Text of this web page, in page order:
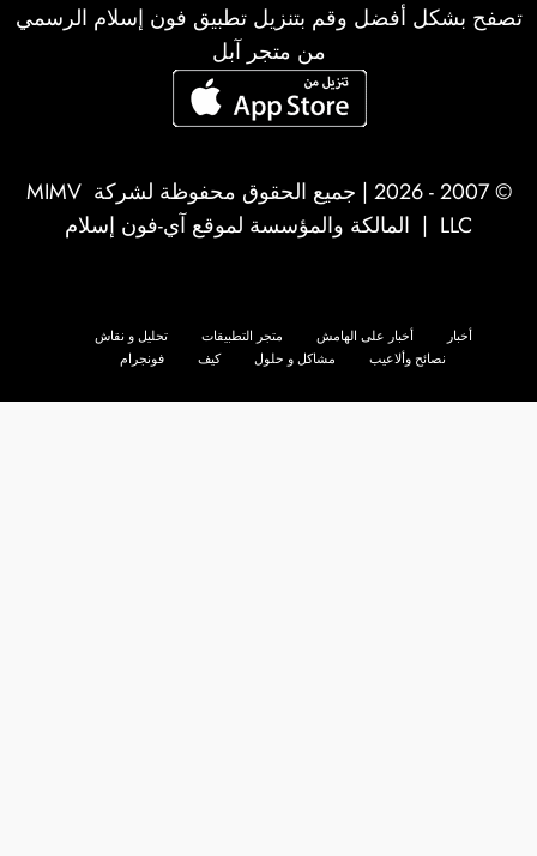
تصفح بشكل أفضل وقم بتنزيل تطبيق فون إسلام الرسمي
من متجر آبل
© 2007 - 2026 | جميع الحقوق محفوظة لشركة
MIMV
LLC | المالكة والمؤسسة لموقع آي-فون إسلام
أخبار أخبار على الهامش متجر التطبيقات
تحليل و نقاش
نصائح وألاعيب
مشاكل و حلول كيف فونجرام